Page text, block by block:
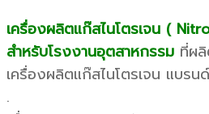
เครื่องผลิตแก๊สไนโตรเจน (
สำหรับโรงงานอุตสาหกรรม ที่ผ
เครื่องผลิตแก๊สไนโตรเจน แบรน
.